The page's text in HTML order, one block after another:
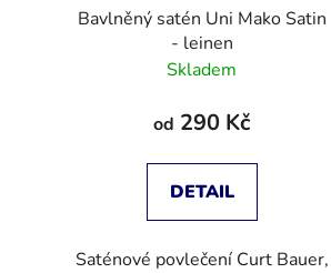
Bavlněný satén Uni Mako Satin
- leinen
Skladem
od 290 Kč
DETAIL
Saténové povlečení Curt Bauer,